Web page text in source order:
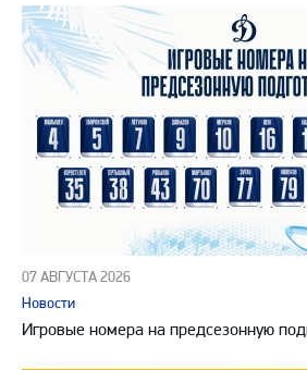
07 АВГУСТА 2026
Новости
Игровые номера на предсезонную